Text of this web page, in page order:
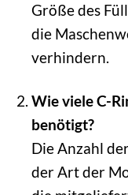
Größe des
die
verhindern.
Wie viele C-
benötigt?
Die Anzahl
der Art der